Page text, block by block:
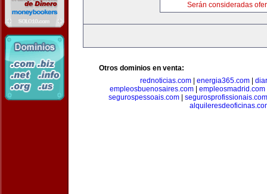
Serán consideradas
Otros dominios en venta:
rednoticias.com| energia365.com|
empleosbuenosaires.com
empleosmadrid.com
segurospessoais.com| segurosprofissionais.com